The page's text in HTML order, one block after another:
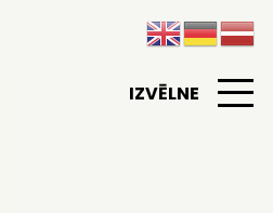
IZVĒLNE